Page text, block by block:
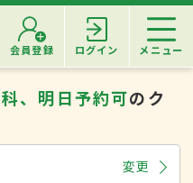
会員登録 ログイン メニュー
、明日予約可のク
変更